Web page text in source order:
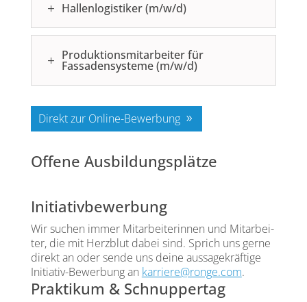
Hallenlogistiker (m/w/d)
Produktionsmitarbeiter für
Fassadensysteme (m/w/d)
Direkt zur Online-Bewer­bung
Offene Ausbildungsplätze
Initiativbewerbung
Wir suchen immer Mit­ar­bei­te­rin­nen und Mit­ar­bei­
ter, die mit Herz­blut dabei sind. Sprich uns ger­ne
direkt an oder sen­de uns dei­ne aus­sa­ge­kräf­ti­ge
Initia­tiv-Bewer­bung an karriere@ronge.com.
Praktikum & Schnuppertag